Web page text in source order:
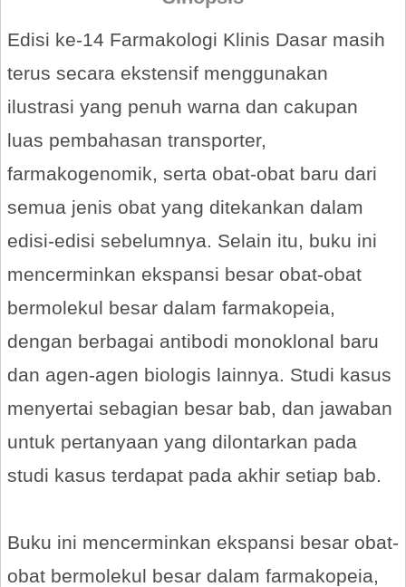
Edisi ke-14 Farmakologi Klinis Dasar masih
terus secara ekstensif menggunakan
ilustrasi yang penuh warna dan cakupan
luas pembahasan transporter,
farmakogenomik, serta obat-obat baru dari
semua jenis obat yang ditekankan dalam
edisi-edisi sebelumnya. Selain itu, buku ini
mencerminkan ekspansi besar obat-obat
bermolekul besar dalam farmakopeia,
dengan berbagai antibodi monoklonal baru
dan agen-agen biologis lainnya. Studi kasus
menyertai sebagian besar bab, dan jawaban
untuk pertanyaan yang dilontarkan pada
studi kasus terdapat pada akhir setiap bab.
Buku ini mencerminkan ekspansi besar obat-
obat bermolekul besar dalam farmakopeia,